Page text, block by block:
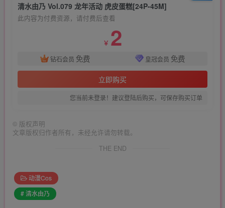
清水由乃 Vol.079 龙年活动 虎皮蛋糕[24P-45M]
此内容为付费资源，请付费后查看
￥ 2
钻石会员 免费 皇冠会员 免费
立即购买
您当前未登录！建议登陆后购买，可保存购买订单
© 版权声明
文章版权归作者所有，未经允许请勿转载。
THE END
动漫Cos
# 清水由乃